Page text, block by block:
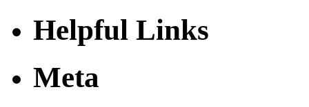
Helpful Links
Meta